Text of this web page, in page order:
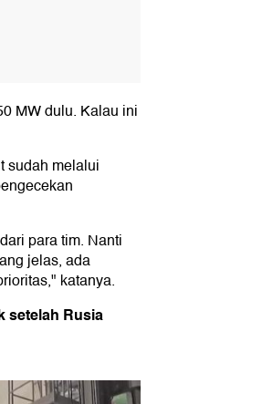
MW dulu. Kalau ini
sudah melalui
para tim. Nanti
jelas, ada
katanya.
setelah Rusia